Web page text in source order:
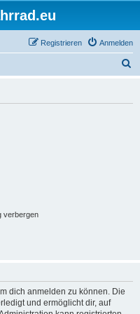
Anmelden
Registrieren
verbergen
dich anmelden zu können. Die
und ermöglicht dir, auf